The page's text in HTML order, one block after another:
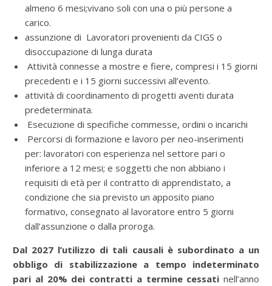
almeno 6 mesi;vivano soli con una o più persone a
carico.
assunzione di Lavoratori provenienti da CIGS o
disoccupazione di lunga durata
Attività connesse a mostre e fiere, compresi i 15 giorni
precedenti e i 15 giorni successivi all’evento.
attività di coordinamento di progetti aventi durata
predeterminata.
Esecuzione di specifiche commesse, ordini o incarichi
Percorsi di formazione e lavoro per neo-inserimenti
per: lavoratori con esperienza nel settore pari o
inferiore a 12 mesi; e soggetti che non abbiano i
requisiti di età per il contratto di apprendistato, a
condizione che sia previsto un apposito piano
formativo, consegnato al lavoratore entro 5 giorni
dall’assunzione o dalla proroga.
Dal 2027 l’utilizzo di tali causali è subordinato a un
obbligo di stabilizzazione a tempo indeterminato
pari al 20% dei contratti a termine cessati nell’anno